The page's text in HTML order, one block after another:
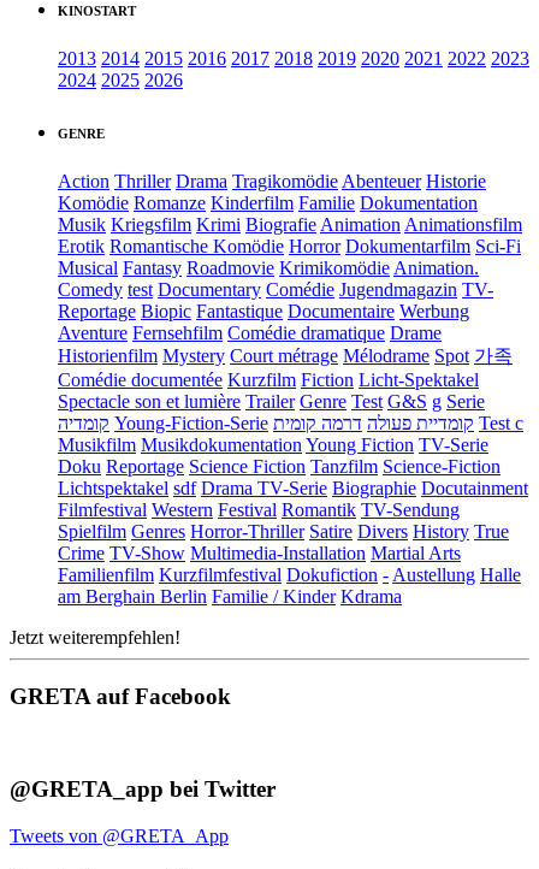
KINOSTART
2013 2014 2015 2016 2017 2018 2019 2020 2021 2022 2023
2024 2025 2026
GENRE
Action Thriller Drama Tragikomödie Abenteuer Historie
Komödie Romanze Kinderfilm Familie Dokumentation
Musik Kriegsfilm Krimi Biografie Animation Animationsfilm
Erotik Romantische Komödie Horror Dokumentarfilm Sci-Fi
Musical Fantasy Roadmovie Krimikomödie Animation.
Comedy test Documentary Comédie Jugendmagazin TV-
Reportage Biopic Fantastique Documentaire Werbung
Aventure Fernsehfilm Comédie dramatique Drame
Historienfilm Mystery Court métrage Mélodrame Spot 가족
Comédie documentée Kurzfilm Fiction Licht-Spektakel
Spectacle son et lumière Trailer Genre Test G&S g Serie
קומדיה Young-Fiction-Serie קומדיית פעולה דרמה קומית
Test c
Musikfilm Musikdokumentation Young Fiction TV-Serie
Doku Reportage Science Fiction Tanzfilm Science-Fiction
Lichtspektakel sdf Drama TV-Serie Biographie Docutainment
Filmfestival Western Festival Romantik TV-Sendung
Spielfilm Genres Horror-Thriller Satire Divers History True
Crime TV-Show Multimedia-Installation Martial Arts
Familienfilm Kurzfilmfestival Dokufiction - Austellung Halle
am Berghain Berlin Familie / Kinder Kdrama
Jetzt weiterempfehlen!
GRETA auf Facebook
@GRETA_app bei Twitter
Tweets von @GRETA_App